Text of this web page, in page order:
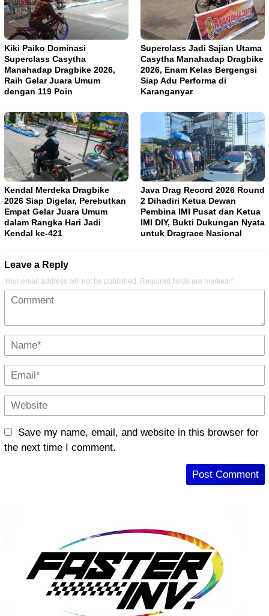
Kiki Paiko Dominasi
Superclass Casytha
Manahadap Dragbike 2026,
Raih Gelar Juara Umum
dengan 119 Poin
Superclass Jadi Sajian Utama
Casytha Manahadap Dragbike
2026, Enam Kelas Bergengsi
Siap Adu Performa di
Karanganyar
Kendal Merdeka Dragbike
2026 Siap Digelar, Perebutkan
Empat Gelar Juara Umum
dalam Rangka Hari Jadi
Kendal ke-421
Java Drag Record 2026 Round
2 Dihadiri Ketua Dewan
Pembina IMI Pusat dan Ketua
IMI DIY, Bukti Dukungan Nyata
untuk Dragrace Nasional
Leave a Reply
Your email address will not be published. Required fields are marked *
Save my name, email, and website in this browser for
the next time I comment.